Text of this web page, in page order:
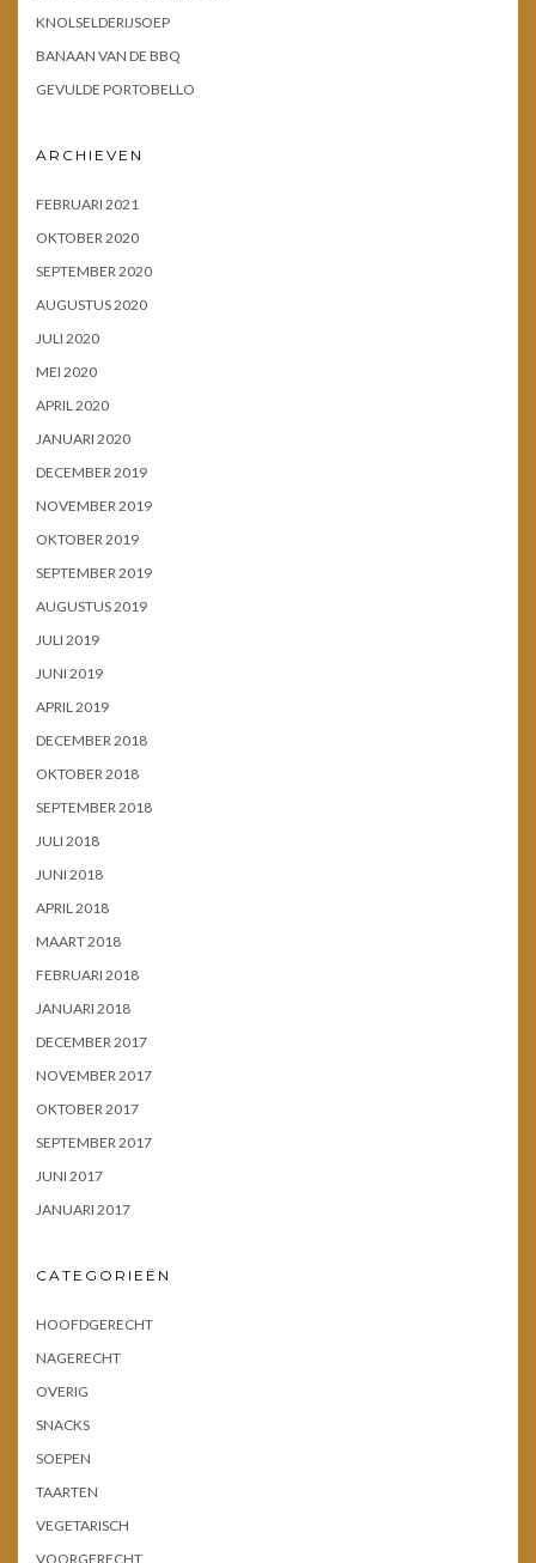
KNOLSELDERIJSOEP
BANAAN VAN DE BBQ
GEVULDE PORTOBELLO
ARCHIEVEN
FEBRUARI 2021
OKTOBER 2020
SEPTEMBER 2020
AUGUSTUS 2020
JULI 2020
MEI 2020
APRIL 2020
JANUARI 2020
DECEMBER 2019
NOVEMBER 2019
OKTOBER 2019
SEPTEMBER 2019
AUGUSTUS 2019
JULI 2019
JUNI 2019
APRIL 2019
DECEMBER 2018
OKTOBER 2018
SEPTEMBER 2018
JULI 2018
JUNI 2018
APRIL 2018
MAART 2018
FEBRUARI 2018
JANUARI 2018
DECEMBER 2017
NOVEMBER 2017
OKTOBER 2017
SEPTEMBER 2017
JUNI 2017
JANUARI 2017
CATEGORIEËN
HOOFDGERECHT
NAGERECHT
OVERIG
SNACKS
SOEPEN
TAARTEN
VEGETARISCH
VOORGERECHT